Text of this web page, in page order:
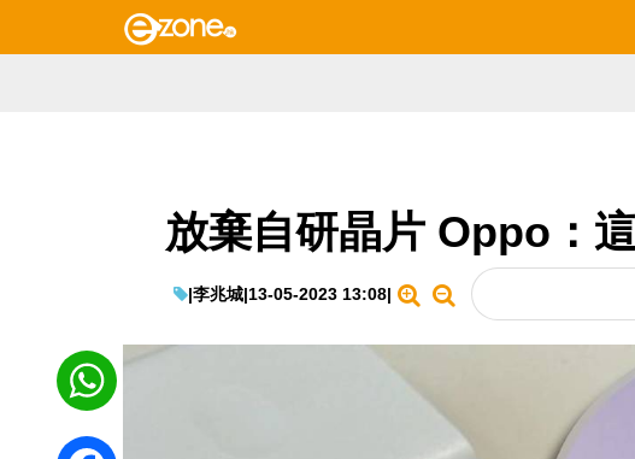
放棄自研晶片 Oppo：
|李兆城|13-05-2023 13:08|
WhatsApp